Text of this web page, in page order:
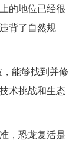
的地位已经很
背了自然规
能够找到并修
术挑战和生态
，恐龙复活是